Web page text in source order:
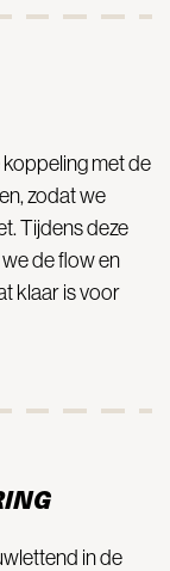
met de
zodat we
Tijdens deze
de flow en
klaar is voor
in de